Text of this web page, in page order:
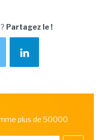
Partagez le !
plus de 50000